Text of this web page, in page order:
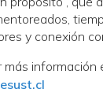
y conexión
información